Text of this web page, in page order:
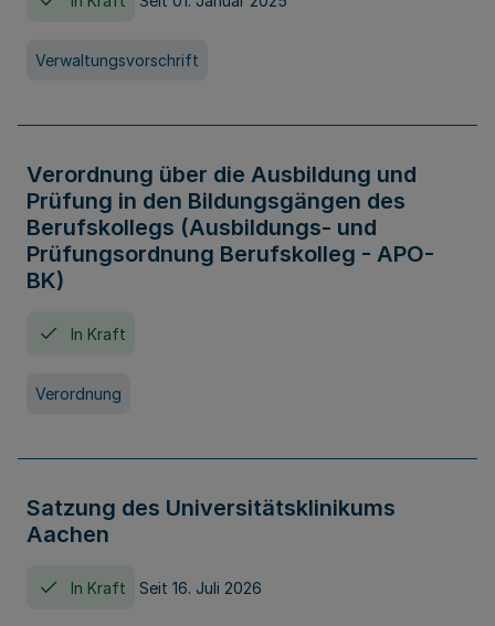
Verwaltungsvorschrift
Verordnung über die Ausbildung und
Prüfung in den Bildungsgängen des
Berufskollegs (Ausbildungs- und
Prüfungsordnung Berufskolleg - APO-
BK)
In Kraft
Verordnung
Satzung des Universitätsklinikums
Aachen
In Kraft Seit 16. Juli 2026